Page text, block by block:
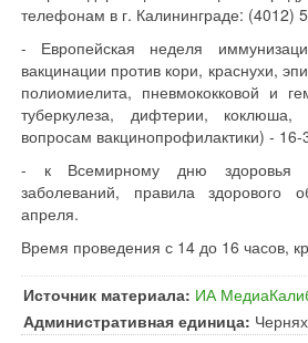
телефонам в г. Калининграде: (4012)
- Европейская неделя
вакцинации против кори, краснухи,
полиомиелита, пневмококковой и
туберкулеза, дифтерии,
вопросам вакцинопрофилактики) -
- к Всемирному дню здоровья
заболеваний, правила здорового
апреля.
Время проведения с 14 до 16 часов,
Источник материала: ИА
Административная единица: